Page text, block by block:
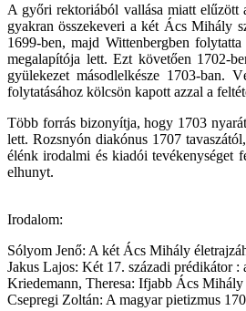
A győri rektoriából vallása miatt elűzött
gyakran összekeveri a két Ács Mihály
1699-ben, majd Wittenbergben
megalapítója lett. Ezt követően 1702-
gyülekezet másodlelkésze 1703-ban.
folytatásához kölcsön kapott azzal a
Több forrás bizonyítja, hogy 1703
lett. Rozsnyón diakónus 1707
élénk irodalmi és kiadói tevékenységet
elhunyt.
Irodalom:
Sólyom Jenő: A két Ács Mihály
Jakus Lajos: Két 17. századi prédikátor
Kriedemann, Theresa: Ifjabb Ács
Csepregi Zoltán: A magyar pietizmus